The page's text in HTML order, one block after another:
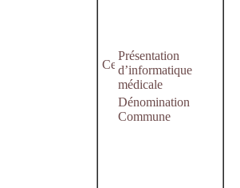
Présentation
d’informatique
médicale
Dénomination
Commune